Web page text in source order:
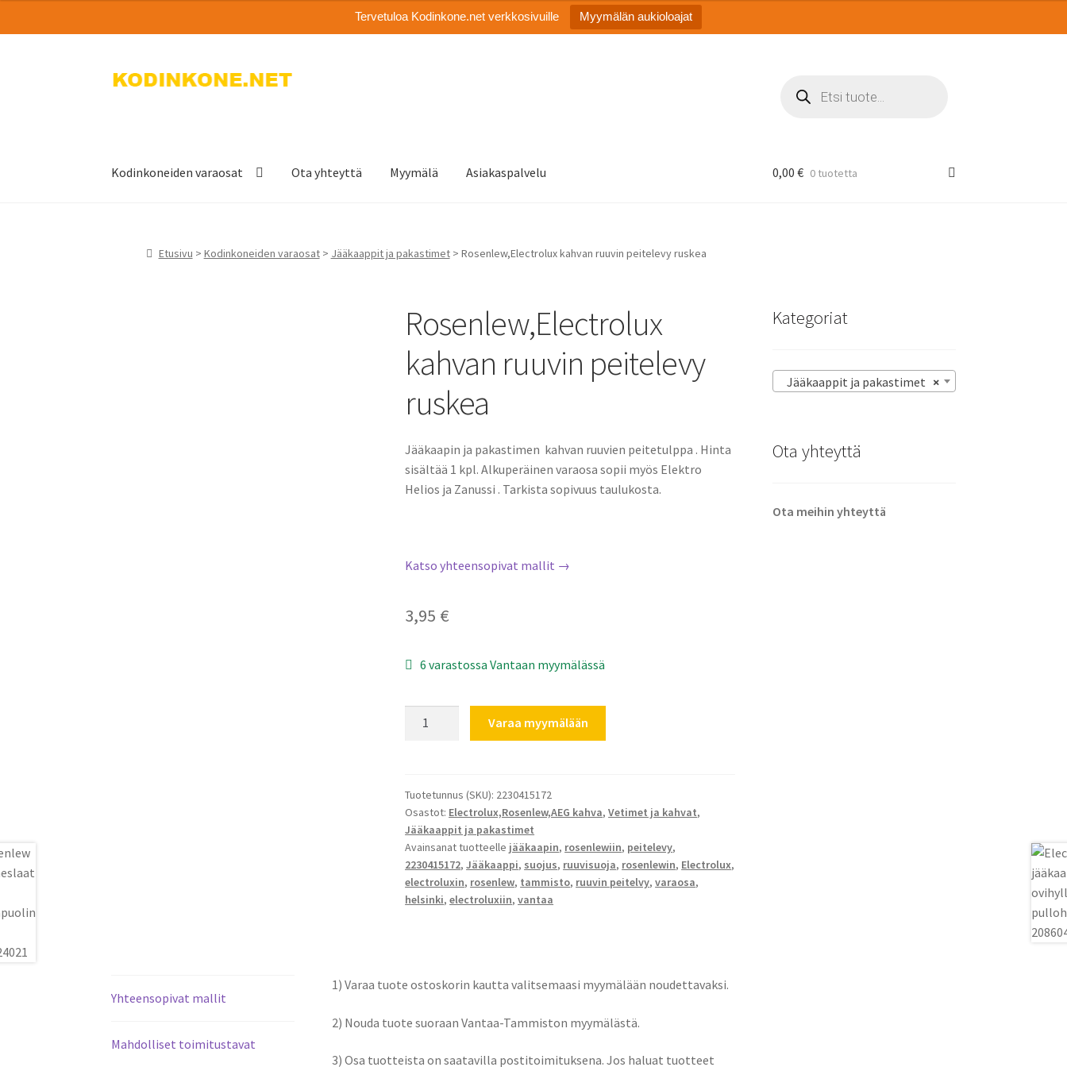
Tervetuloa Kodinkone.net verkkosivuille Myymälän aukioloajat
Siirry
Siirry
search
Kodinkoneiden varaosat Ota yhteyttä Myymälä Asiakaspalvelu 0,00 € 0 tuotetta
Etusivu > Kodinkoneiden varaosat> Jääkaappit ja pakastimet> Rosenlew,Electrolux kahvan ruuvin peitelevy ruskea
Rosenlew,Electrolux
kahvan ruuvin peitelevy
ruskea
Jääkaapin ja pakastimen kahvan ruuvien peitetulppa . Hinta
sisältää 1 kpl. Alkuperäinen varaosa sopii myös Elektro
Helios ja Zanussi . Tarkista sopivuus taulukosta.
Katso yhteensopivat mallit →
3,95 €
6 varastossa Vantaan myymälässä
ruskea
määrä
Varaa myymälään
Tuotetunnus (SKU): 2230415172
Osastot: Electrolux,Rosenlew,AEG kahva,Vetimet ja kahvat,
Jääkaappit ja pakastimet
Avainsanat tuotteelle jääkaapin, rosenlewiin, peitelevy,
2230415172,Jääkaappi, suojus, ruuvisuoja, rosenlewin, Electrolux,
electroluxin, rosenlew, tammisto, ruuvin peitelvy,varaosa,
helsinki,electroluxiin,vantaa
Yhteensopivat mallit
Mahdolliset toimitustavat
1) Varaa tuote ostoskorin kautta valitsemaasi myymälään noudettavaksi.
2) Nouda tuote suoraan Vantaa-Tammiston myymälästä.
3) Osa tuotteista on saatavilla postitoimituksena. Jos haluat tuotteet
Kategoriat
×
Jääkaappit ja pakastimet
Ota yhteyttä
Ota meihin yhteyttä